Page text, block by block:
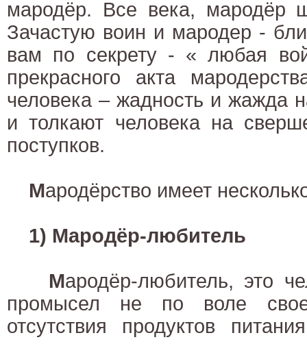
мародёр. Все века, мародёр
Зачастую воин и мародер -
вам по секрету - « любая
прекрасного акта
человека – жадность и жажда
и толкают человека на
поступков.
Мародёрство имеет
1) Мародёр-любитель
Мародёр-любитель, это
промысел не по воле
отсутствия продуктов